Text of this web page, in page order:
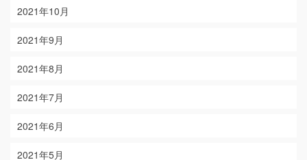
2021年10月
2021年9月
2021年8月
2021年7月
2021年6月
2021年5月